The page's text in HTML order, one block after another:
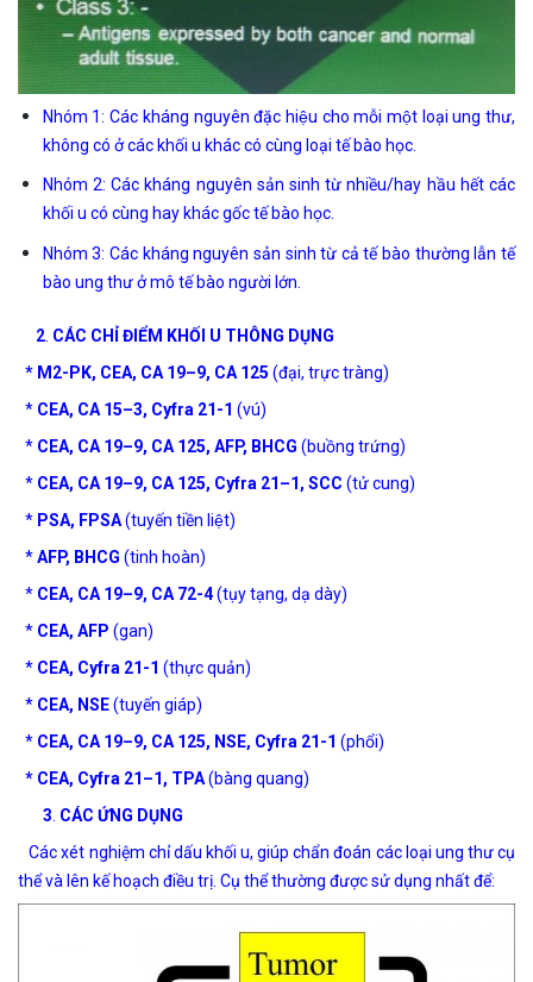
Nhóm 1: Các kháng nguyên đặc hiệu cho mỗi một loại ung thư,
không có ở các khối u khác có cùng loại tế bào học.
Nhóm 2: Các kháng nguyên sản sinh từ nhiều/hay hầu hết các
khối u có cùng hay khác gốc tế bào học.
Nhóm 3: Các kháng nguyên sản sinh từ cả tế bào thường lẫn tế
bào ung thư ở mô tế bào người lớn.
2 CÁC CHỈ ĐIỂM KHỐI U THÔNG DỤNG
* M2-PK, CEA, CA 19–9, CA 125 (đại, trực tràng)
* CEA, CA 15–3, Cyfra 21-1 (vú)
* CEA, CA 19–9, CA 125, AFP, BHCG (buồng trứng)
* CEA, CA 19–9, CA 125, Cyfra 21–1, SCC (tử cung)
* PSA, FPSA(tuyến tiền liệt)
*AFP, BHCG (tinh hoàn)
* CEA, CA 19–9, CA 72-4(tụy tạng, dạ dày)
* CEA, AFP (gan)
* CEA, Cyfra 21-1 (thực quản)
* CEA, NSE(tuyến giáp)
* CEA, CA 19–9, CA 125, NSE, Cyfra 21-1 (phổi)
* CEA, Cyfra 21–1, TPA(bàng quang)
3 CÁC ỨNG DỤNG
Các xét nghiệm chỉ dấu khối u, giúp chẩn đoán các loại ung thư cụ
thể và lên kế hoạch điều trị. Cụ thể thường được sử dụng nhất để: